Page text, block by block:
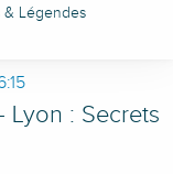
& Légendes
Lyon : Secrets